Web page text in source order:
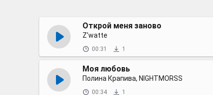
Открой меня заново
Z'watte
00:31 1
Моя любовь
Полина Крапива, NIGHTMORSS
00:34 1